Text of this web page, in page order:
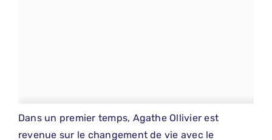
Dans un premier temps, Agathe Ollivier est
revenue sur le changement de vie avec le